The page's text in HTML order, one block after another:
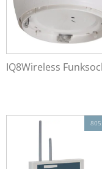
Netzwerktechnik
Handfeuermelder &
Koppler / Ein- und
Funkkomponenten
Feststellanlagen (FSA)
IQ8Wireless